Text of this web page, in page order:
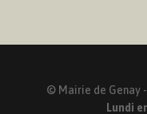
© Mairie de Genay
Lundi